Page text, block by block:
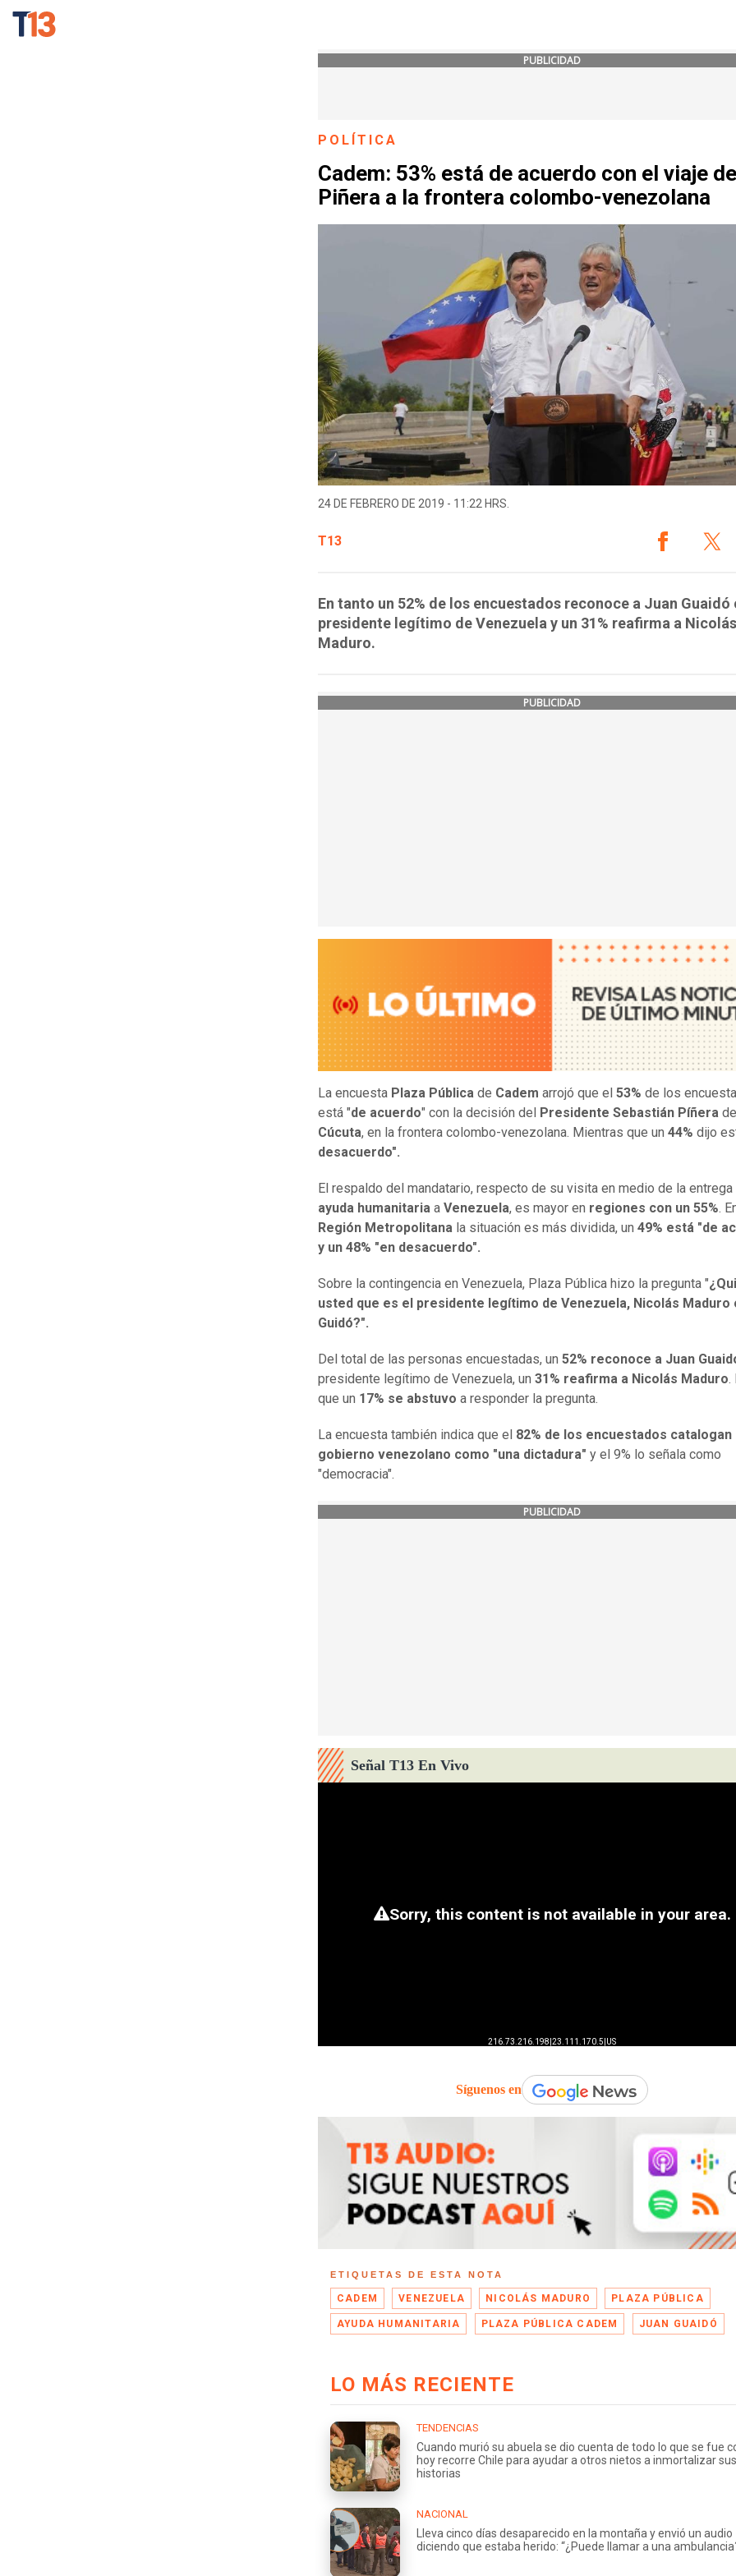
PUBLICIDAD
POLÍTICA
Cadem: 53% está de acuerdo con el viaje de
Piñera a la frontera colombo-venezolana
24 DE FEBRERO DE 2019 - 11:22 HRS.
T13
En tanto un 52% de los encuestados reconoce a Juan Guaidó
presidente legítimo de Venezuela y un 31% reafirma a Nicolás
Maduro.
PUBLICIDAD
La encuesta Plaza Pública de Cadem arrojó que el 53% de los
está "de acuerdo" con la decisión del Presidente Sebastián Píñera
Cúcuta, en la frontera colombo-venezolana. Mientras que un 44% dijo
desacuerdo".
El respaldo del mandatario, respecto de su visita en medio de la entrega
ayuda humanitaria a Venezuela, es mayor en regiones con un 55%.
Región Metropolitana la situación es más dividida, un 49% está "de
y un 48% "en desacuerdo".
Sobre la contingencia en Venezuela, Plaza Pública hizo la pregunta "
usted que es el presidente legítimo de Venezuela, Nicolás Maduro
Guidó?".
Del total de las personas encuestadas, un 52% reconoce a Juan
presidente legítimo de Venezuela, un 31% reafirma a Nicolás Maduro.
que un 17% se abstuvo a responder la pregunta.
La encuesta también indica que el 82% de los encuestados catalogan
gobierno venezolano como "una dictadura" y el 9% lo señala como
"democracia".
PUBLICIDAD
Señal T13 En Vivo
Síguenos en
ETIQUETAS DE ESTA NOTA
CADEM VENEZUELA NICOLÁS MADURO PLAZA PÚBLICA
AYUDA HUMANITARIA PLAZA PÚBLICA CADEM JUAN GUAIDÓ
LO MÁS RECIENTE
TENDENCIAS
Cuando murió su abuela se dio cuenta de todo lo que se fue
hoy recorre Chile para ayudar a otros nietos a inmortalizar sus
historias
NACIONAL
Lleva cinco días desaparecido en la montaña y envió un audio
diciendo que estaba herido: “¿Puede llamar a una